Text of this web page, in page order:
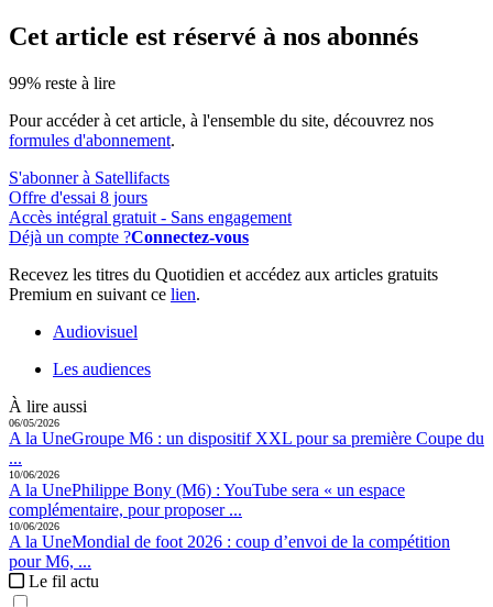
Cet article est réservé à nos abonnés
99% reste à lire
Pour accéder à cet article, à l'ensemble du site, découvrez nos
formules d'abonnement.
S'abonner à Satellifacts
Offre d'essai 8 jours
Accès intégral gratuit - Sans engagement
Déjà un compte ?Connectez-vous
Recevez les titres du Quotidien et accédez aux articles gratuits
Premium en suivant ce lien.
Audiovisuel
Les audiences
À lire aussi
06/05/2026
A la UneGroupe M6 : un dispositif XXL pour sa première Coupe du
...
10/06/2026
A la UnePhilippe Bony (M6) : YouTube sera « un espace
complémentaire, pour proposer ...
10/06/2026
A la UneMondial de foot 2026 : coup d’envoi de la compétition
pour M6, ...
Le fil actu